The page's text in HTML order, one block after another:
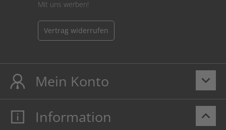
Mit uns werben!
Vertrag widerrufen
keyboard_arrow_down
Mein Konto
Mein Konto
keyboard_arrow_up
Information